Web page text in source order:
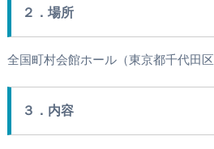
２．場所
全国町村会館ホール（東京都千代田区
３．内容